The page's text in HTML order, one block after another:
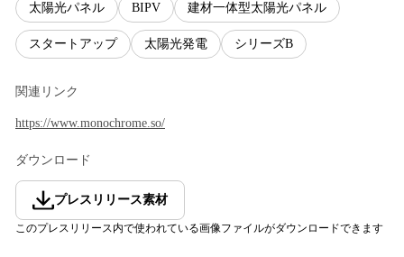
太陽光パネル BIPV 建材一体型太陽光パネル
スタートアップ 太陽光発電 シリーズB
関連リンク
https://www.monochrome.so/
ダウンロード
プレスリリース素材
このプレスリリース内で使われている画像ファイルがダウンロードできます